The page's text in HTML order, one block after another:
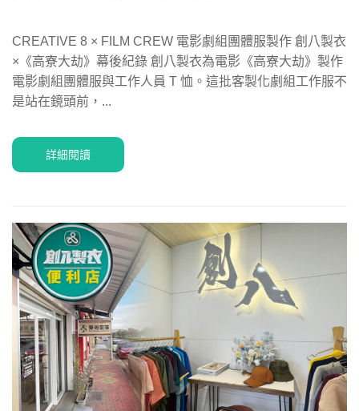
CREATIVE 8 × FILM CREW 電影劇組團體服製作 創八製衣
×《高寮大劫》幕後紀錄 創八製衣為電影《高寮大劫》製作
電影劇組團體服與工作人員 T 恤。這批客製化劇組工作服不
是站在鏡頭前，...
詳細閱讀